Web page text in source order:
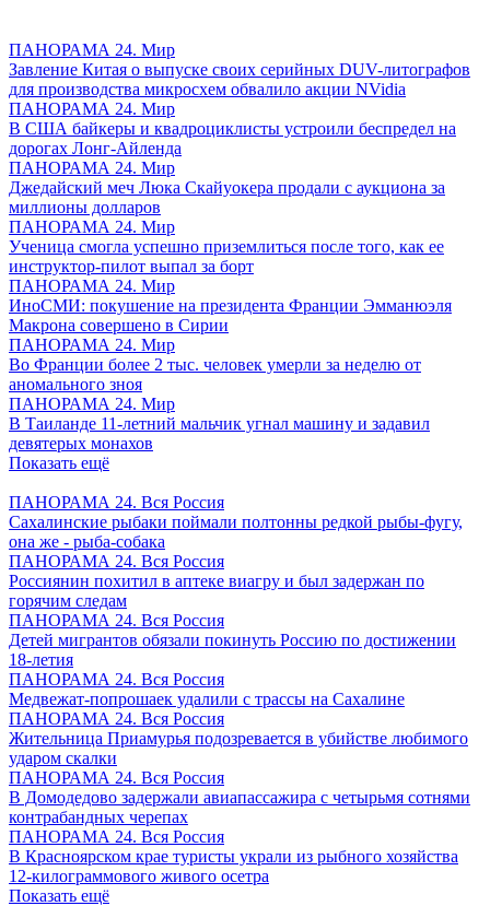
ПАНОРАМА 24. Мир
Завление Китая о выпуске своих серийных DUV-литографов
для производства микросхем обвалило акции NVidia
ПАНОРАМА 24. Мир
В США байкеры и квадроциклисты устроили беспредел на
дорогах Лонг-Айленда
ПАНОРАМА 24. Мир
Джедайский меч Люка Скайуокера продали с аукциона за
миллионы долларов
ПАНОРАМА 24. Мир
Ученица смогла успешно приземлиться после того, как ее
инструктор-пилот выпал за борт
ПАНОРАМА 24. Мир
ИноСМИ: покушение на президента Франции Эмманюэля
Макрона совершено в Сирии
ПАНОРАМА 24. Мир
Во Франции более 2 тыс. человек умерли за неделю от
аномального зноя
ПАНОРАМА 24. Мир
В Таиланде 11-летний мальчик угнал машину и задавил
девятерых монахов
Показать ещё
ПАНОРАМА 24. Вся Россия
Сахалинские рыбаки поймали полтонны редкой рыбы-фугу,
она же - рыба-собака
ПАНОРАМА 24. Вся Россия
Россиянин похитил в аптеке виагру и был задержан по
горячим следам
ПАНОРАМА 24. Вся Россия
Детей мигрантов обязали покинуть Россию по достижении
18-летия
ПАНОРАМА 24. Вся Россия
Медвежат-попрошаек удалили с трассы на Сахалине
ПАНОРАМА 24. Вся Россия
Жительница Приамурья подозревается в убийстве любимого
ударом скалки
ПАНОРАМА 24. Вся Россия
В Домодедово задержали авиапассажира с четырьмя сотнями
контрабандных черепах
ПАНОРАМА 24. Вся Россия
В Красноярском крае туристы украли из рыбного хозяйства
12-килограммового живого осетра
Показать ещё